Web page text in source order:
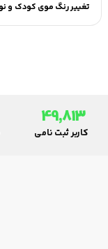
49,813
کاربر ثبت نامی